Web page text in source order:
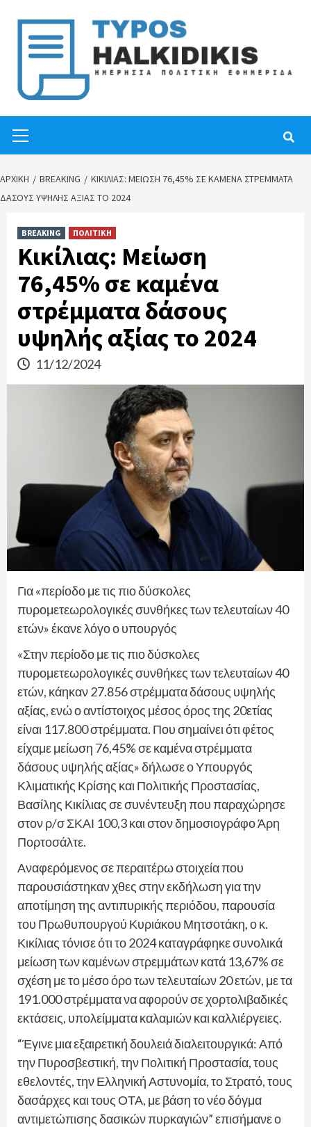
content
Menu
ΑΡΧΙΚΉ BREAKING
ΚΙΚΊΛΙΑΣ: ΜΕΊΩΣΗ 76,45% ΣΕ ΚΑΜΈΝΑ ΣΤΡΈΜΜΑΤΑ
ΔΆΣΟΥΣ ΥΨΗΛΉΣ ΑΞΊΑΣ ΤΟ 2024
BREAKING ΠΟΛΙΤΙΚΗ
Κικίλιας: Μείωση
76,45% σε καμένα
στρέμματα δάσους
υψηλής αξίας το 2024
11/12/2024
Για «περίοδο με τις πιο δύσκολες
πυρομετεωρολογικές συνθήκες των τελευταίων 40
ετών» έκανε λόγο ο υπουργός
«Στην περίοδο με τις πιο δύσκολες
πυρομετεωρολογικές συνθήκες των τελευταίων 40
ετών, κάηκαν 27.856 στρέμματα δάσους υψηλής
αξίας, ενώ ο αντίστοιχος μέσος όρος της 20ετίας
είναι 117.800 στρέμματα. Που σημαίνει ότι φέτος
είχαμε μείωση 76,45% σε καμένα στρέμματα
δάσους υψηλής αξίας» δήλωσε ο Υπουργός
Κλιματικής Κρίσης και Πολιτικής Προστασίας,
Βασίλης Κικίλιας σε συνέντευξη που παραχώρησε
στον ρ/σ ΣΚΑΙ 100,3 και στον δημοσιογράφο Άρη
Πορτοσάλτε.
Αναφερόμενος σε περαιτέρω στοιχεία που
παρουσιάστηκαν χθες στην εκδήλωση για την
αποτίμηση της αντιπυρικής περιόδου, παρουσία
του Πρωθυπουργού Κυριάκου Μητσοτάκη, ο κ.
Κικίλιας τόνισε ότι το 2024 καταγράφηκε συνολικά
μείωση των καμένων στρεμμάτων κατά 13,67% σε
σχέση με το μέσο όρο των τελευταίων 20 ετών, με τα
191.000 στρέμματα να αφορούν σε χορτολιβαδικές
εκτάσεις, υπολείμματα καλαμιών και καλλιέργειες.
“Έγινε μια εξαιρετική δουλειά διαλειτουργικά: Από
την Πυροσβεστική, την Πολιτική Προστασία, τους
εθελοντές, την Ελληνική Αστυνομία, το Στρατό, τους
δασάρχες και τους ΟΤΑ, με βάση το νέο δόγμα
αντιμετώπισης δασικών πυρκαγιών” επισήμανε ο